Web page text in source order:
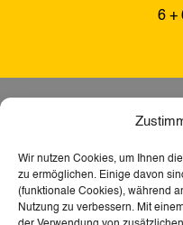
Wir nutzen Cookies, um Ihnen
zu ermöglichen. Einige davon
(funktionale Cookies), während
Nutzung zu verbessern. Mit
6 +